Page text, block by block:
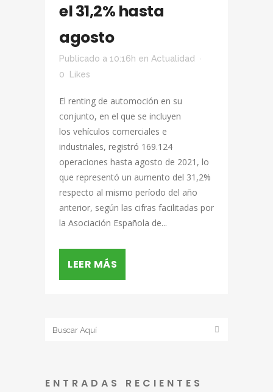
el 31,2% hasta
agosto
Publicado a 10:16h en Actualidad
0
Likes
El renting de automoción en su
conjunto, en el que se incluyen
los vehículos comerciales e
industriales, registró 169.124
operaciones hasta agosto de 2021, lo
que representó un aumento del 31,2%
respecto al mismo período del año
anterior, según las cifras facilitadas por
la Asociación Española de...
LEER MÁS
ENTRADAS RECIENTES